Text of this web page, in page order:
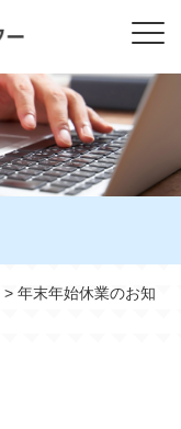
> 年末年始休業のお知